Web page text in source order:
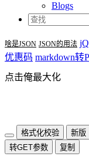
Blogs
啥是JSON JSON的用法
优惠码 markdown转
点击俺最大化